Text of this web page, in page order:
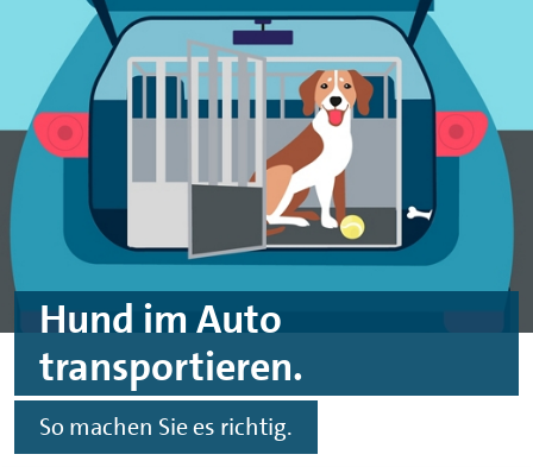
Zum Hauptinhalt springen
Zur Fußzeile springen
Hund im Auto
transportieren.
So machen Sie es richtig.